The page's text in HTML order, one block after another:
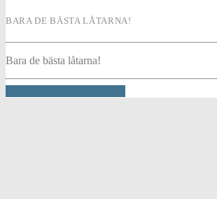
BARA DE BÄSTA LÅTARNA!
Bara de bästa låtarna!